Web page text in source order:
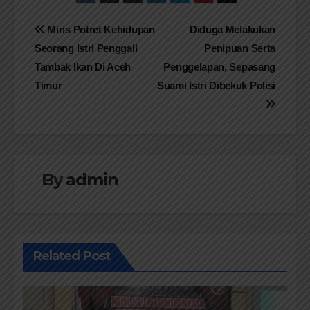
Navigasi
pos
​Diduga Melakukan
Penipuan Serta
Penggelapan, Sepasang
Suami Istri Dibekuk Polisi
Miris Potret Kehidupan
Seorang Istri Penggali
Tambak Ikan Di Aceh
Timur
Byadmin
Related Post